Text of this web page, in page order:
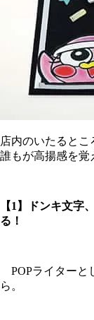
店内のいたると
誰もが高揚感を覚
【1】ドンキ文字
る！
POPライターと
ら。